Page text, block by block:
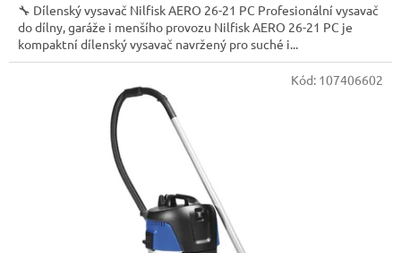
z
5
hvězdiček.
🔧 Dílenský vysavač Nilfisk AERO 26-21 PC Profesionální vysavač
do dílny, garáže i menšího provozu Nilfisk AERO 26-21 PC je
kompaktní dílenský vysavač navržený pro suché i...
Kód: 107406602